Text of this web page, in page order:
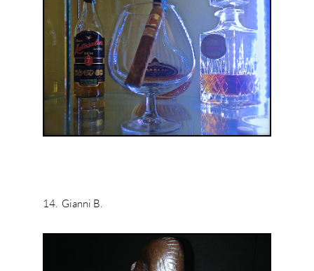
14. Gianni B.